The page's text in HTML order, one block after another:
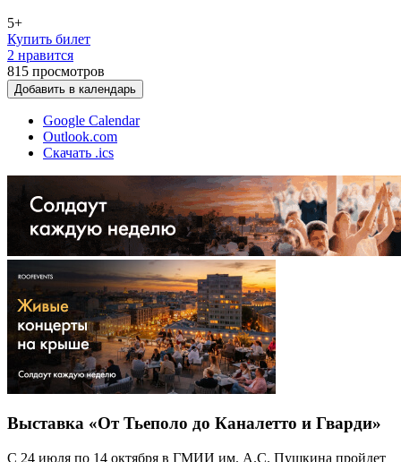
5+
Купить билет
2 нравится
815 просмотров
Добавить в календарь
Google Calendar
Outlook.com
Скачать .ics
Выставка «От Тьеполо до Каналетто и Гварди»
С 24 июля по 14 октября в ГМИИ им. А.С. Пушкина пройдет